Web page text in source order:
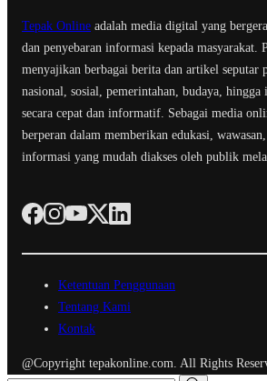
Tepak Online adalah media digital yang
dan penyebaran informasi kepada masyarakat.
menyajikan berbagai berita dan artikel seputar
nasional, sosial, pemerintahan, budaya,
secara cepat dan informatif. Sebagai media
berperan dalam memberikan edukasi,
informasi yang mudah diakses oleh publik
Ketentuan Penggunaan
Tentang Kami
Kontak
@Copyright tepakonline.com. All Rights